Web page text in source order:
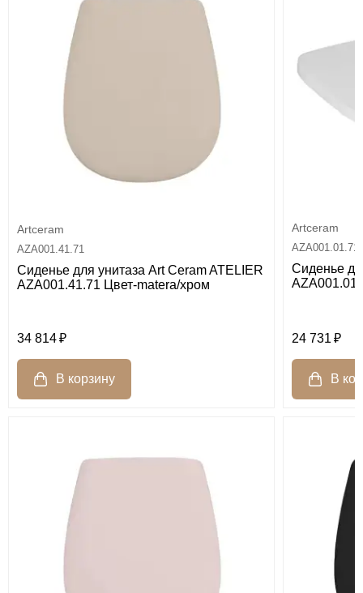
Artceram
AZA001.41.71
Сиденье для унитаза Art Ceram ATELIER
AZA001.41.71 Цвет-matera/хром
34 814
Artceram
AZA001.01.71
Сиденье
24 731